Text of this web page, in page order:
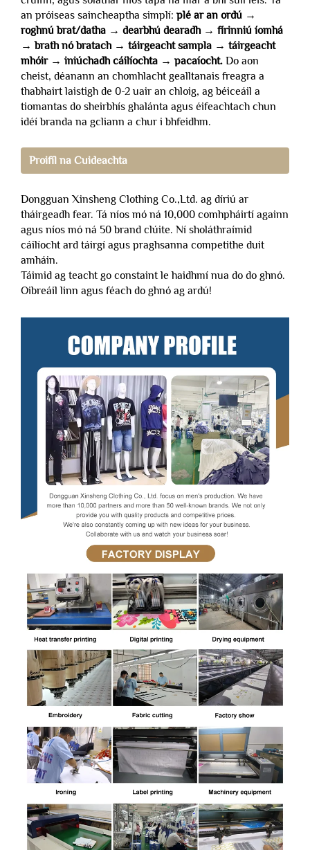
an próiseas saincheaptha simplí: plé ar an ordú →
roghnú brat/datha → dearbhú dearadh → fírinniú íomhá
→ brath nó bratach → táirgeacht sampla → táirgeacht
mhóir → iniúchadh cáilíochta → pacaíocht. Do aon
cheist, déanann an chomhlacht gealltanais freagra a
thabhairt laistigh de 0-2 uair an chloig, ag béiceáil a
tiomantas do sheirbhís ghalánta agus éifeachtach chun
idéí branda na gcliann a chur i bhfeidhm.
Proifíl na Cuideachta
Dongguan Xinsheng Clothing Co.,Ltd. ag díriú ar
tháirgeadh fear. Tá níos mó ná 10,000 comhpháirtí againn
agus níos mó ná 50 brand clúite. Ní sholáthraímid
cáilíocht ard táirgí agus praghsanna competithe duit
amháin.
Táimid ag teacht go constaint le haidhmí nua do do ghnó.
Oibreáil linn agus féach do ghnó ag ardú!